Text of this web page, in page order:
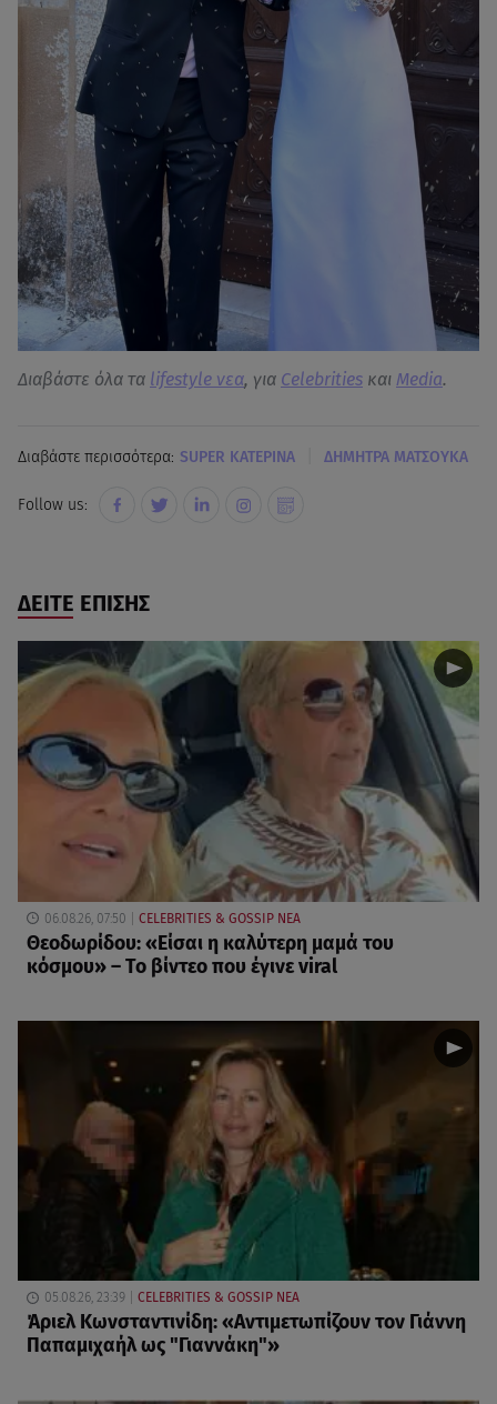
Διαβάστε όλα τα lifestyle νεα, για Celebrities και Media.
Διαβάστε περισσότερα: SUPER ΚΑΤΕΡΙΝΑ ΔΗΜΗΤΡΑ ΜΑΤΣΟΥΚΑ
Follow us:
ΔΕΙΤΕ ΕΠΙΣΗΣ
06.08.26, 07:50 CELEBRITIES & GOSSIP ΝΕΑ
Θεοδωρίδου: «Είσαι η καλύτερη μαμά του
κόσμου» – Το βίντεο που έγινε viral
05.08.26, 23:39 CELEBRITIES & GOSSIP ΝΕΑ
Άριελ Κωνσταντινίδη: «Αντιμετωπίζουν τον Γιάννη
Παπαμιχαήλ ως "Γιαννάκη"»